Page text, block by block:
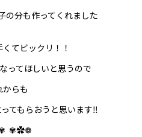
の分も作ってくれました
てビックリ！！
ってほしいと思うので
からも
てもらおうと思います‼️
✾✿❁︎